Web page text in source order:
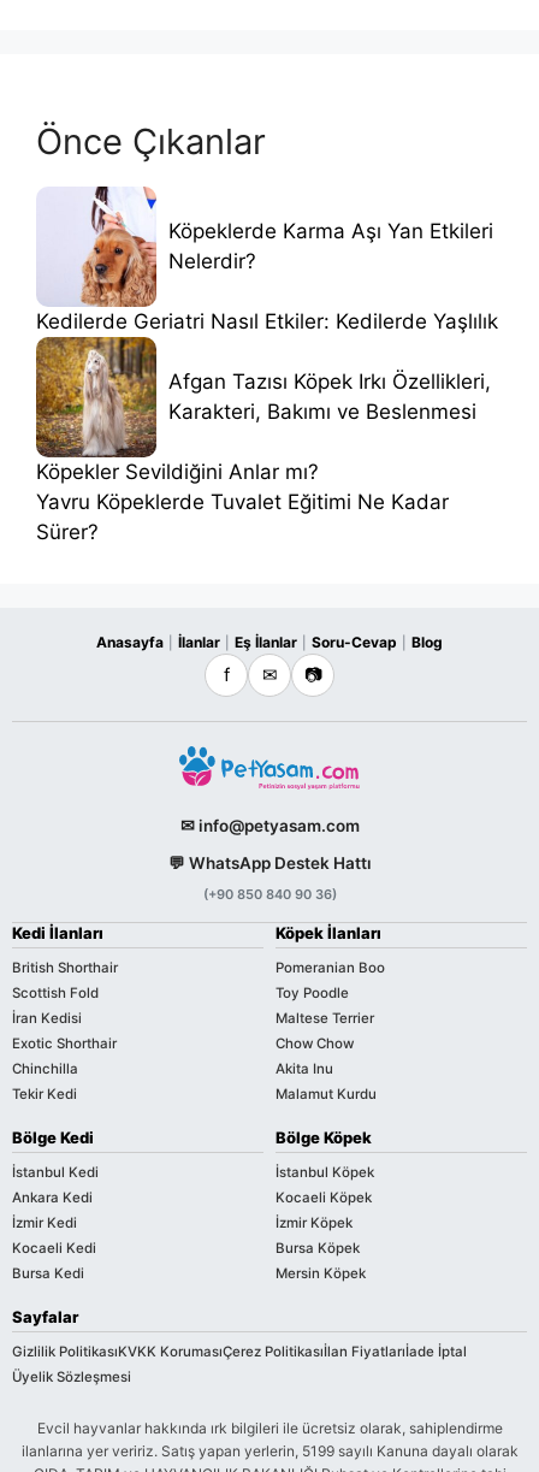
Önce Çıkanlar
Köpeklerde Karma Aşı Yan Etkileri
Nelerdir?
Kedilerde Geriatri Nasıl Etkiler: Kedilerde Yaşlılık
Afgan Tazısı Köpek Irkı Özellikleri,
Karakteri, Bakımı ve Beslenmesi
Köpekler Sevildiğini Anlar mı?
Yavru Köpeklerde Tuvalet Eğitimi Ne Kadar
Sürer?
Anasayfa İlanlar Eş İlanlar Soru-Cevap Blog
f ✉ 📷
✉ info@petyasam.com
💬 WhatsApp Destek Hattı
(+90 850 840 90 36)
Kedi İlanları
British Shorthair
Scottish Fold
İran Kedisi
Exotic Shorthair
Chinchilla
Tekir Kedi
Köpek İlanları
Pomeranian Boo
Toy Poodle
Maltese Terrier
Chow Chow
Akita Inu
Malamut Kurdu
Bölge Kedi
İstanbul Kedi
Ankara Kedi
İzmir Kedi
Kocaeli Kedi
Bursa Kedi
Bölge Köpek
İstanbul Köpek
Kocaeli Köpek
İzmir Köpek
Bursa Köpek
Mersin Köpek
Sayfalar
Gizlilik PolitikasıKVKK KorumasıÇerez Politikasıİlan Fiyatlarıİade İptal
Üyelik Sözleşmesi
Evcil hayvanlar hakkında ırk bilgileri ile ücretsiz olarak, sahiplendirme
ilanlarına yer veririz. Satış yapan yerlerin, 5199 sayılı Kanuna dayalı olarak